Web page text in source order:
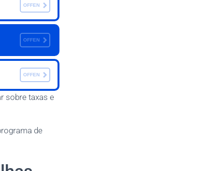
OFFEN
OFFEN
OFFEN
sobre taxas e
de